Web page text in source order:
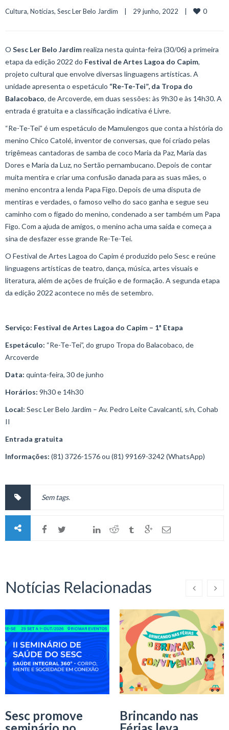
Cultura, Notícias, Sesc Ler Belo Jardim
    |    29 junho, 2022    |
0
O Sesc Ler Belo Jardimrealiza nesta quinta-feira (30/06) a primeira
etapa da edição 2022 do Festival de Artes Lagoa do Capim,
projeto cultural que envolve diversas linguagens artísticas. A
unidade apresenta o espetáculo “Re-Te-Tei”, da Tropa do
Balacobaco, de Arcoverde, em duas sessões: às 9h30 e às 14h30. A
entrada é gratuita e a classificação indicativa é Livre.
“Re-Te-Tei” é um espetáculo de Mamulengos que conta a história do
menino Chico Catolé, inventor de conversas, que foi criado pelas
trigêmeas cantadoras de samba de coco Maria da Paz, Maria das
Dores e Maria da Luz, no Sertão pernambucano. Depois de contar
muita mentira e criar uma confusão danada para as suas mães, o
menino encontra a lenda Papa Figo. Depois de uma disputa de
mentiras e verdades, o famoso velho do saco ganha e segue seu
caminho com o fígado do menino, condenado a ser também um Papa
Figo. Com a ajuda de amigos, o menino acha uma saída e começa a
sina de desfazer esse grande Re-Te-Tei.
O Festival de Artes Lagoa do Capim é produzido pelo Sesc e reúne
linguagens artísticas de teatro, dança, música, artes visuais e
literatura, além de ações de fruição e de formação. A segunda etapa
da edição 2022 acontece no mês de setembro.
Serviço: Festival de Artes Lagoa do Capim – 1ª Etapa
Espetáculo: “Re-Te-Tei”, do grupo Tropa do Balacobaco, de
Arcoverde
Data: quinta-feira, 30 de junho
Horários: 9h30 e 14h30
Local: Sesc Ler Belo Jardim – Av. Pedro Leite Cavalcanti, s/n, Cohab
II
Entrada gratuita
Informações: (81) 3726-1576 ou (81) 99169-3242 (WhatsApp)
Sem tags.
Notícias Relacionadas
Sesc promove
Brincando nas